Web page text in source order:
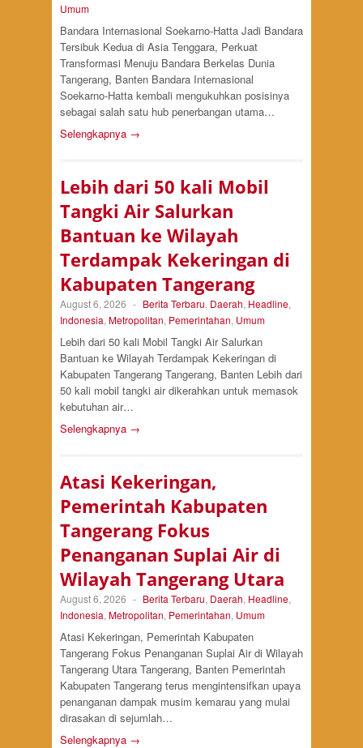
Umum
Bandara Internasional Soekarno-Hatta Jadi Bandara
Tersibuk Kedua di Asia Tenggara, Perkuat
Transformasi Menuju Bandara Berkelas Dunia
Tangerang, Banten Bandara Internasional
Soekarno-Hatta kembali mengukuhkan posisinya
sebagai salah satu hub penerbangan utama…
Selengkapnya →
Lebih dari 50 kali Mobil
Tangki Air Salurkan
Bantuan ke Wilayah
Terdampak Kekeringan di
Kabupaten Tangerang
August 6, 2026 - Berita Terbaru, Daerah, Headline,
Indonesia, Metropolitan, Pemerintahan, Umum
Lebih dari 50 kali Mobil Tangki Air Salurkan
Bantuan ke Wilayah Terdampak Kekeringan di
Kabupaten Tangerang Tangerang, Banten Lebih dari
50 kali mobil tangki air dikerahkan untuk memasok
kebutuhan air…
Selengkapnya →
Atasi Kekeringan,
Pemerintah Kabupaten
Tangerang Fokus
Penanganan Suplai Air di
Wilayah Tangerang Utara
August 6, 2026 - Berita Terbaru, Daerah, Headline,
Indonesia, Metropolitan, Pemerintahan, Umum
Atasi Kekeringan, Pemerintah Kabupaten
Tangerang Fokus Penanganan Suplai Air di Wilayah
Tangerang Utara Tangerang, Banten Pemerintah
Kabupaten Tangerang terus mengintensifkan upaya
penanganan dampak musim kemarau yang mulai
dirasakan di sejumlah…
Selengkapnya →